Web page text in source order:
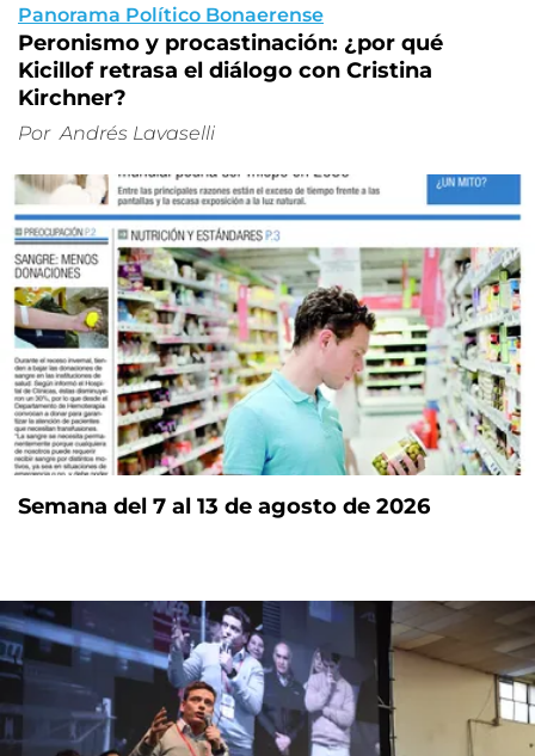
Panorama Político Bonaerense
Peronismo y procastinación: ¿por qué
Kicillof retrasa el diálogo con Cristina
Kirchner?
Por Andrés Lavaselli
Semana del 7 al 13 de agosto de 2026